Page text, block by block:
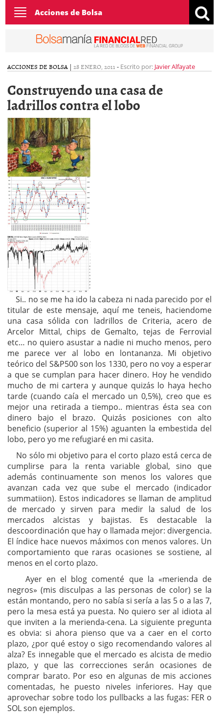
Toggle
navigation
Acciones de Bolsa
ACCIONES DE BOLSA | 28 ENERO, 2011 - Escrito por: Javier Alfayate
Construyendo una casa de
ladrillos contra el lobo
Si.. no se me ha ido la cabeza ni nada parecido por el
titular de este mensaje, aquí me teneis, haciendome
una casa sólida con ladrillos de Criteria, acero de
Arcelor Mittal, chips de Gemalto, tejas de Ferrovial
etc… no quiero asustar a nadie ni mucho menos, pero
me parece ver al lobo en lontananza. Mi objetivo
teórico del S&P500 son los 1330, pero no voy a esperar
a que se cumplan para hacer dinero. Hoy he vendido
mucho de mi cartera y aunque quizás lo haya hecho
tarde (cuando caía el mercado un 0,5%), creo que es
mejor una retirada a tiempo.. mientras ésta sea con
dinero bajo el brazo. Quizás posiciones con alto
beneficio (superior al 15%) aguanten la embestida del
lobo, pero yo me refugiaré en mi casita.
No sólo mi objetivo para el corto plazo está cerca de
cumplirse para la renta variable global, sino que
además continuamente son menos los valores que
avanzan cada vez que sube el mercado (indicador
summatiion). Estos indicadores se llaman de amplitud
de mercado y sirven para medir la salud de los
mercados alcistas y bajistas. Es destacable la
descoordinación que hay o llamada mejor: divergencia.
El índice hace nuevos máximos con menos valores. Un
comportamiento que raras ocasiones se sostiene, al
menos en el corto plazo.
Ayer en el blog comenté que la «merienda de
negros» (mis disculpas a las personas de color) se la
están montando, pero no sabía si sería a las 5 o a las 7,
pero la mesa está ya puesta. No quiero ser al idiota al
que inviten a la merienda-cena. La siguiente pregunta
es obvia: si ahora pienso que va a caer en el corto
plazo, ¿por qué estoy o sigo recomendando valores al
alza? Es innegable que el mercado es alcista de medio
plazo, y que las correcciones serán ocasiones de
comprar barato. Por eso en algunas de mis acciones
comentadas, he puesto niveles inferiores. Hay que
aprovechar sobre todo los pullbacks a las fugas: FER o
SOL son ejemplos.